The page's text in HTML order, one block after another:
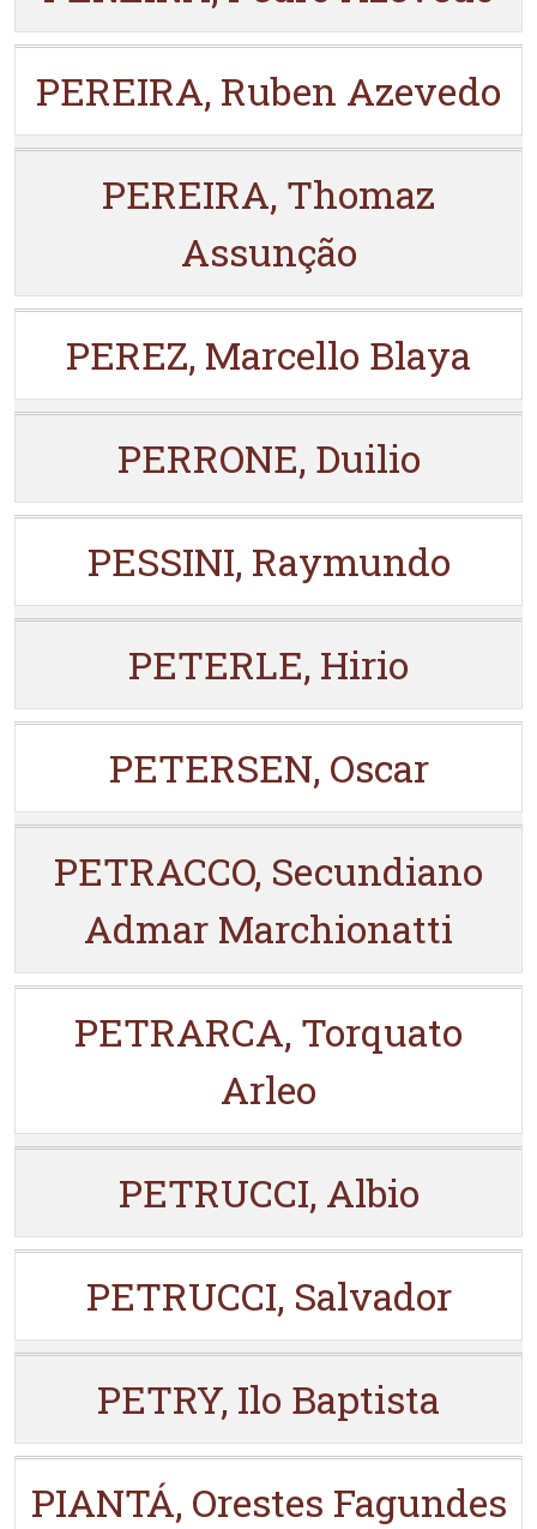
PEREIRA, Ruben Azevedo
PEREIRA, Thomaz
Assunção
PEREZ, Marcello Blaya
PERRONE, Duilio
PESSINI, Raymundo
PETERLE, Hirio
PETERSEN, Oscar
PETRACCO, Secundiano
Admar Marchionatti
PETRARCA, Torquato
Arleo
PETRUCCI, Albio
PETRUCCI, Salvador
PETRY, Ilo Baptista
PIANTÁ, Orestes Fagundes